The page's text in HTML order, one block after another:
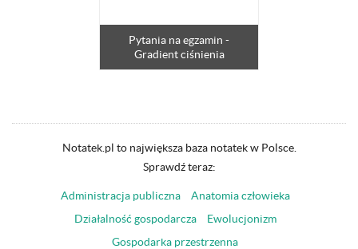
Pytania na egzamin -
Gradient ciśnienia
Notatek.pl to największa baza notatek w Polsce.
Sprawdź teraz:
Administracja publiczna
Anatomia człowieka
Działalność gospodarcza
Ewolucjonizm
Gospodarka przestrzenna